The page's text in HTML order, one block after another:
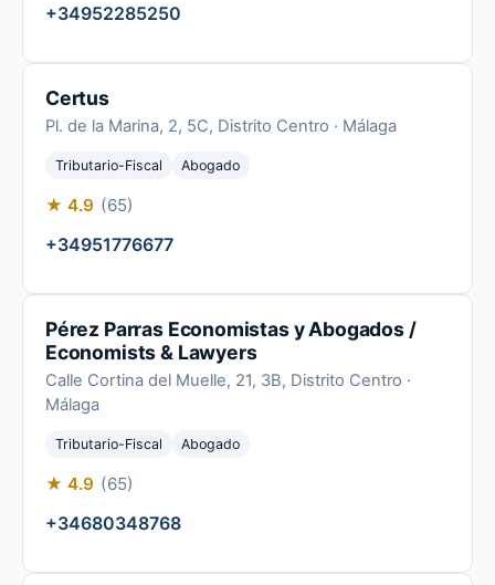
+34952285250
Certus
Pl. de la Marina, 2, 5C, Distrito Centro · Málaga
Tributario-Fiscal Abogado
★ 4.9 (65)
+34951776677
Pérez Parras Economistas y Abogados /
Economists & Lawyers
Calle Cortina del Muelle, 21, 3B, Distrito Centro ·
Málaga
Tributario-Fiscal Abogado
★ 4.9 (65)
+34680348768